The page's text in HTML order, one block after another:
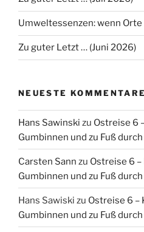
Umweltessenzen: wenn
Zu guter Letzt … (Juni 2026)
NEUESTE KOMMENTARE
Hans Sawinski zu Ostreise 6
Gumbinnen und zu Fuß
Carsten Sann zu Ostreise 6
Gumbinnen und zu Fuß
Hans Sawiski zu Ostreise 6 –
Gumbinnen und zu Fuß